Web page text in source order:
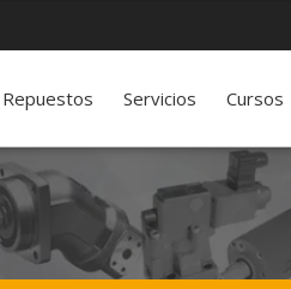
Repuestos Servicios Cursos